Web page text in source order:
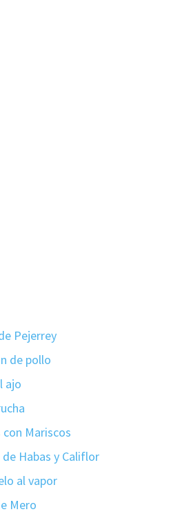
Pejerrey
de pollo
ajo
Mariscos
Habas y Califlor
al vapor
Mero